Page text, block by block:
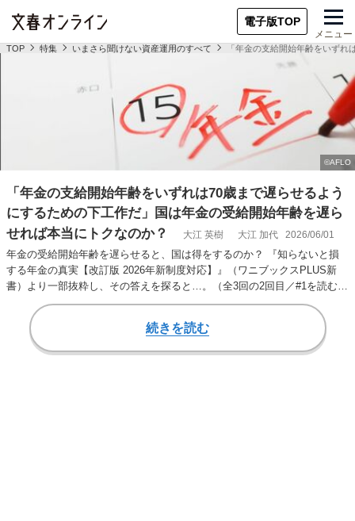
電子版TOP
メニュー
TOP 特集 いまさら聞けない資産運用のすべて 「年金の支給開始年齢をいず
「年金の支給開始年齢をいずれは70歳まで遅らせるよう
にするための下工作だ」国は年金の受給開始年齢を遅ら
せれば本当にトクなのか？
大江 英樹 大江 加代 2026/06/01
年金の受給開始年齢を遅らせると、国は得をするのか？ 『知らないと損
する年金の真実【改訂版 2026年新制度対応】』（ワニブックスPLUS新
書）より一部抜粋し、その答えを探ると…。（全3回の2回目／#1を読む、
続きを読む